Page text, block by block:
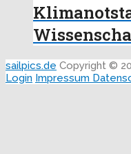
sailpics.de Copyright ©
Login Impressum